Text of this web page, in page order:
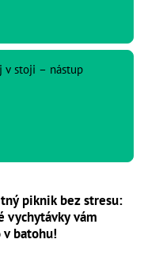
v stoji – nástup
piknik bez stresu:
vychytávky vám
batohu!